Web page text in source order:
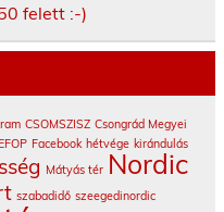
felett :-)
CSOMSZISZ Csongrád Megyei
EFOP Facebook hétvége kirándulás
Mátyás tér Nordic
szabadidő szeegedinordic